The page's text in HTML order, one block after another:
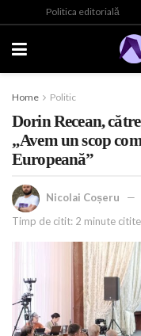
Politica editorială
Home Politic
Dorin Recean,
„Avem un scop
Europeană”
Nicolai Coșeru
Timp de citit: 2 minute citite